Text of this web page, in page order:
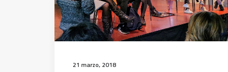
21 marzo, 2018